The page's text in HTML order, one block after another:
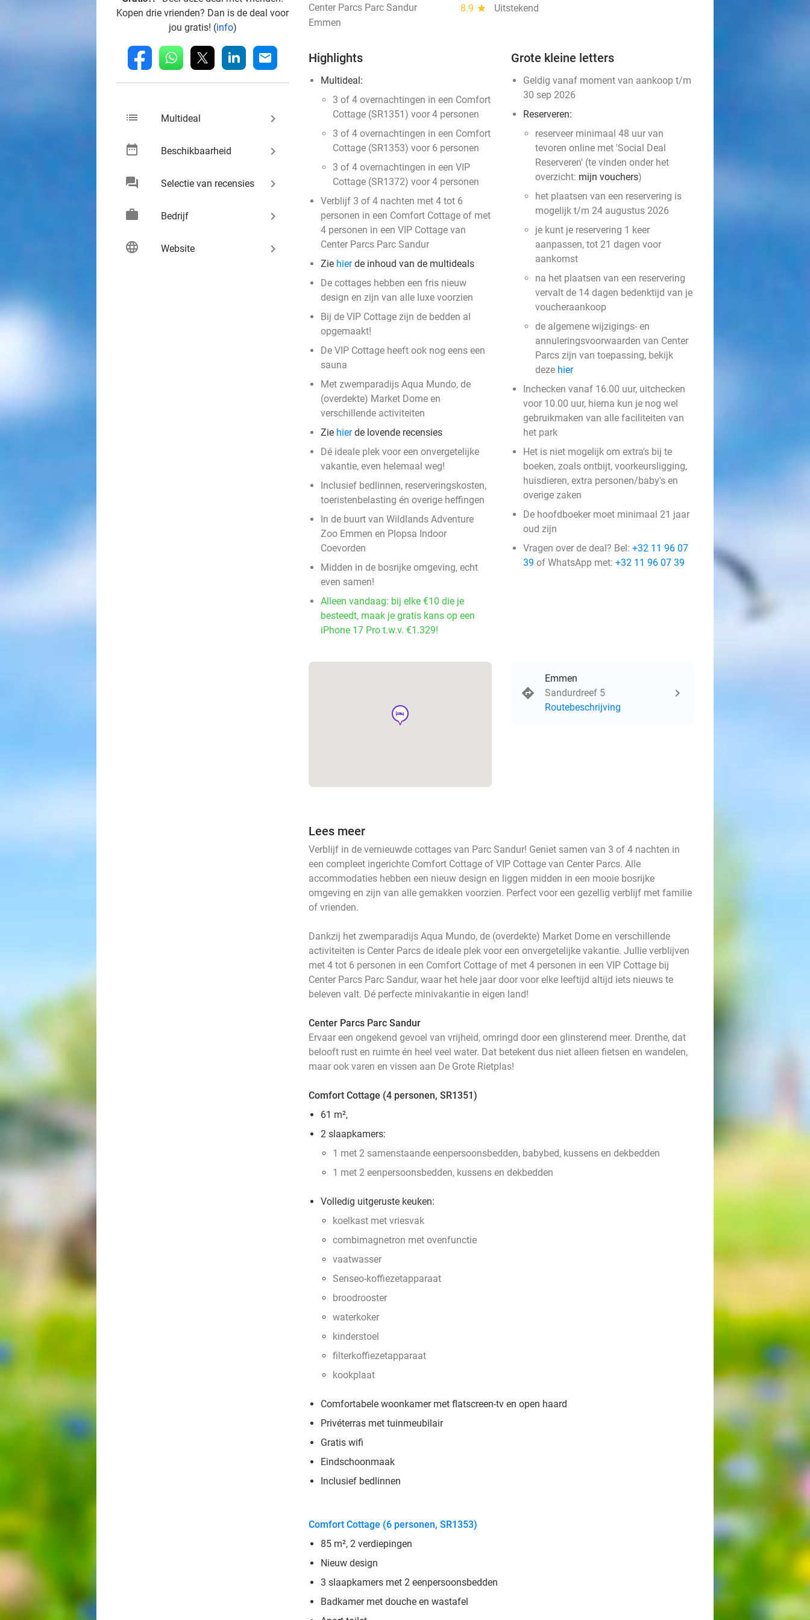
Kopen drie vrienden? Dan is de deal voor
jou gratis! (info)
fb whatsapp linkedin mail
list Multideal keyboard_arrow_right
date_range Beschikbaarheid keyboard_arrow_right
chat Selectie van recensies keyboard_arrow_right
work Bedrijf keyboard_arrow_right
language Website keyboard_arrow_right
Center Parcs Parc Sandur 8.9 star
Uitstekend
Emmen
Highlights
Multideal:
3 of 4 overnachtingen in een Comfort
Cottage (SR1351) voor 4 personen
3 of 4 overnachtingen in een Comfort
Cottage (SR1353) voor 6 personen
3 of 4 overnachtingen in een VIP
Cottage (SR1372) voor 4 personen
Verblijf 3 of 4 nachten met 4 tot 6
personen in een Comfort Cottage of met
4 personen in een VIP Cottage van
Center Parcs Parc Sandur
Zie hierde inhoud van de multideals
De cottages hebben een fris nieuw
design en zijn van alle luxe voorzien
Bij de VIP Cottage zijn de bedden al
opgemaakt!
De VIP Cottage heeft ook nog eens een
sauna
Met zwemparadijs Aqua Mundo, de
(overdekte) Market Dome en
verschillende activiteiten
Zie hierde lovende recensies
Dé ideale plek voor een onvergetelijke
vakantie, even helemaal weg!
Inclusief bedlinnen, reserveringskosten,
toeristenbelasting én overige heffingen
In de buurt van Wildlands Adventure
Zoo Emmen en Plopsa Indoor
Coevorden
Midden in de bosrijke omgeving, echt
even samen!
Alleen vandaag: bij elke €10 die je
besteedt, maak je gratis kans op een
iPhone 17 Pro t.w.v. €1.329!
Grote kleine letters
Geldig vanaf moment van aankoop t/m
30 sep 2026
Reserveren:
reserveer minimaal 48 uur van
tevoren online met 'Social Deal
Reserveren' (te vinden onder het
overzicht: mijn vouchers)
het plaatsen van een reservering is
mogelijk t/m 24 augustus 2026
je kunt je reservering 1 keer
aanpassen, tot 21 dagen voor
aankomst
na het plaatsen van een reservering
vervalt de 14 dagen bedenktijd van je
voucheraankoop
de algemene wijzigings- en
annuleringsvoorwaarden van Center
Parcs zijn van toepassing, bekijk
deze hier
Inchecken vanaf 16.00 uur, uitchecken
voor 10.00 uur, hierna kun je nog wel
gebruikmaken van alle faciliteiten van
het park
Het is niet mogelijk om extra's bij te
boeken, zoals ontbijt, voorkeursligging,
huisdieren, extra personen/baby's en
overige zaken
De hoofdboeker moet minimaal 21 jaar
oud zijn
Vragen over de deal? Bel: +32 11 96 07
39 of WhatsApp met: +32 11 96 07 39
hotel
Emmen
Sandurdreef 5
Routebeschrijving
Lees meer
Verblijf in de vernieuwde cottages van Parc Sandur! Geniet samen van 3 of 4 nachten in
een compleet ingerichte Comfort Cottage of VIP Cottage van Center Parcs. Alle
accommodaties hebben een nieuw design en liggen midden in een mooie bosrijke
omgeving en zijn van alle gemakken voorzien. Perfect voor een gezellig verblijf met familie
of vrienden.
Dankzij het zwemparadijs Aqua Mundo, de (overdekte) Market Dome en verschillende
activiteiten is Center Parcs de ideale plek voor een onvergetelijke vakantie. Jullie verblijven
met 4 tot 6 personen in een Comfort Cottage of met 4 personen in een VIP Cottage bij
Center Parcs Parc Sandur, waar het hele jaar door voor elke leeftijd altijd iets nieuws te
beleven valt. Dé perfecte minivakantie in eigen land!
Center Parcs Parc Sandur
Ervaar een ongekend gevoel van vrijheid, omringd door een glinsterend meer. Drenthe, dat
belooft rust en ruimte én heel veel water. Dat betekent dus niet alleen fietsen en wandelen,
maar ook varen en vissen aan De Grote Rietplas!
Comfort Cottage (4 personen, SR1351)
61 m²,
2 slaapkamers:
1 met 2 samenstaande eenpersoonsbedden, babybed, kussens en dekbedden
1 met 2 eenpersoonsbedden, kussens en dekbedden
Volledig uitgeruste keuken:
koelkast met vriesvak
combimagnetron met ovenfunctie
vaatwasser
Senseo-koffiezetapparaat
broodrooster
waterkoker
kinderstoel
filterkoffiezetapparaat
kookplaat
Comfortabele woonkamer met flatscreen-tv en open haard
Privéterras met tuinmeubilair
Gratis wifi
Eindschoonmaak
Inclusief bedlinnen
Comfort Cottage (6 personen, SR1353)
85 m², 2 verdiepingen
Nieuw design
3 slaapkamers met 2 eenpersoonsbedden
Badkamer met douche en wastafel